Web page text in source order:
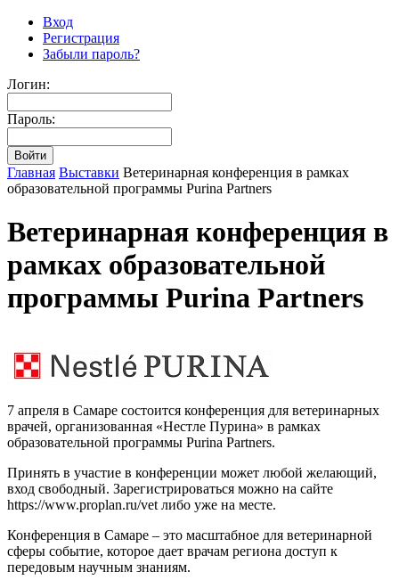
Вход
Регистрация
Забыли пароль?
Логин:
Пароль:
Главная Выставки Ветеринарная конференция в рамках
образовательной программы Purina Partners
Ветеринарная конференция в
рамках образовательной
программы Purina Partners
7 апреля в Самаре состоится конференция для ветеринарных
врачей, организованная «Нестле Пурина» в рамках
образовательной программы Purina Partners.
Принять в участие в конференции может любой желающий,
вход свободный. Зарегистрироваться можно на сайте
https://www.proplan.ru/vet либо уже на месте.
Конференция в Самаре – это масштабное для ветеринарной
сферы событие, которое дает врачам региона доступ к
передовым научным знаниям.